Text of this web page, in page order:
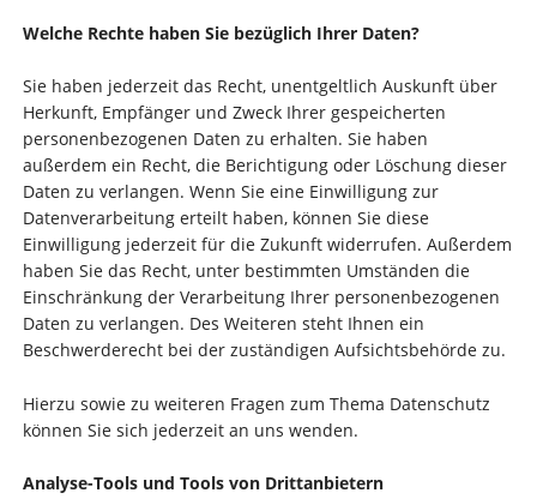
Welche Rechte haben Sie bezüglich Ihrer Daten?
Sie haben jederzeit das Recht, unentgeltlich Auskunft über
Herkunft, Empfänger und Zweck Ihrer gespeicherten
personenbezogenen Daten zu erhalten. Sie haben
außerdem ein Recht, die Berichtigung oder Löschung dieser
Daten zu verlangen. Wenn Sie eine Einwilligung zur
Datenverarbeitung erteilt haben, können Sie diese
Einwilligung jederzeit für die Zukunft widerrufen. Außerdem
haben Sie das Recht, unter bestimmten Umständen die
Einschränkung der Verarbeitung Ihrer personenbezogenen
Daten zu verlangen. Des Weiteren steht Ihnen ein
Beschwerderecht bei der zuständigen Aufsichtsbehörde zu.
Hierzu sowie zu weiteren Fragen zum Thema Datenschutz
können Sie sich jederzeit an uns wenden.
Analyse-Tools und Tools von Dritt­anbietern